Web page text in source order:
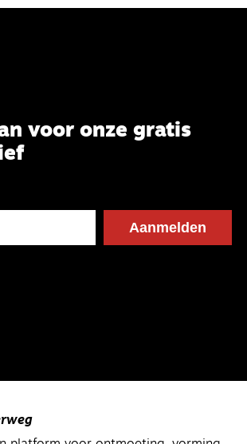
voor onze gratis